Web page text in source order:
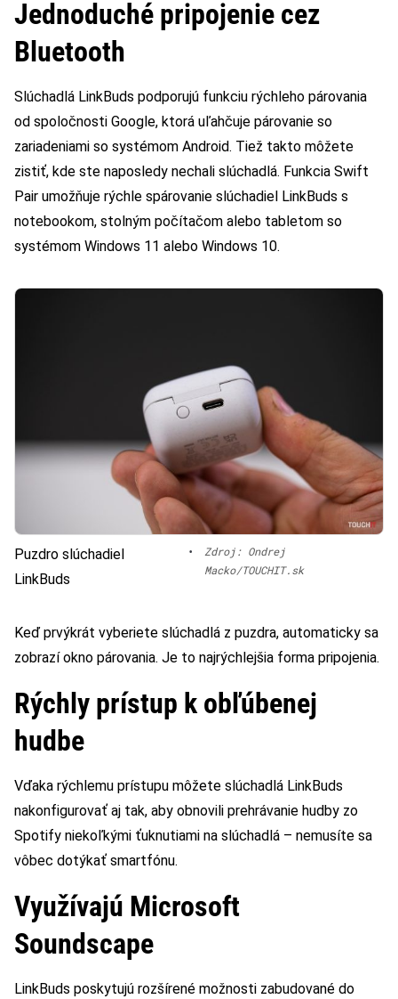
Jednoduché pripojenie cez
Bluetooth
Slúchadlá LinkBuds podporujú funkciu rýchleho párovania
od spoločnosti Google, ktorá uľahčuje párovanie so
zariadeniami so systémom Android. Tiež takto môžete
zistiť, kde ste naposledy nechali slúchadlá. Funkcia Swift
Pair umožňuje rýchle spárovanie slúchadiel LinkBuds s
notebookom, stolným počítačom alebo tabletom so
systémom Windows 11 alebo Windows 10.
Puzdro slúchadiel
LinkBuds
•
Zdroj: Ondrej
Macko/TOUCHIT.sk
Keď prvýkrát vyberiete slúchadlá z puzdra, automaticky sa
zobrazí okno párovania. Je to najrýchlejšia forma pripojenia.
Rýchly prístup k obľúbenej
hudbe
Vďaka rýchlemu prístupu môžete slúchadlá LinkBuds
nakonfigurovať aj tak, aby obnovili prehrávanie hudby zo
Spotify niekoľkými ťuknutiami na slúchadlá – nemusíte sa
vôbec dotýkať smartfónu.
Využívajú Microsoft
Soundscape
LinkBuds poskytujú rozšírené možnosti zabudované do